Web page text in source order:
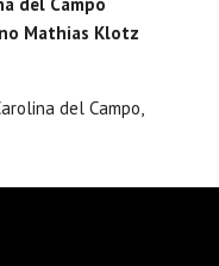
del Campo
Mathias Klotz
del Campo,